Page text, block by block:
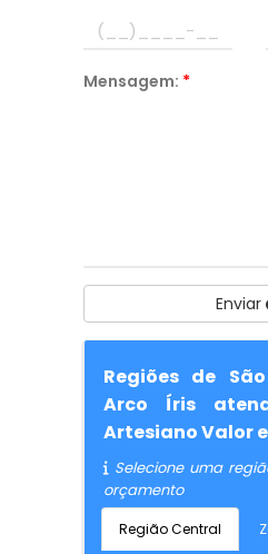
Mensagem: *
Enviar
Regiões de
Arco Íris
Artesiano Valor
Selecione uma
orçamento
Região Central